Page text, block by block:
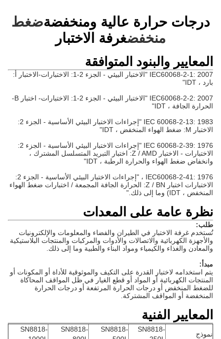
درجات حرارة عالية ومنخفضةضغط
منخفضغرفة الاختبار
المعايير والبنود المتوافقة
IEC60068-2-1: 2007 "الاختبار البيئي - الجزء 2-1: الاختبارات-الاختبار أ:
بارد ، IDT"
IEC60068-2-2: 2007 "الاختبار البيئي - الجزء 2-1: الاختبارات- اختبار B-
الحرارة الجافة ، IDT"
IEC 60068-2-13: 1983 "إجراءات الاختبار البيئي الأساسية - الجزء 2:
الاختبار M: ضغط الهواء المنخفض ، IDT"
IEC 60068-2-39: 1976 "إجراءات الاختبار البيئي الأساسية - الجزء 2:
الاختبارات - الاختبار Z / AMD: اختبار التبريد المتسلسل المشترك ،
وانخفاض ضغط الهواء والحرارة الرطبة ، IDT"
IEC60068-2-41: 1976 ، "إجراءات الاختبار البيئي الأساسية - الجزء 2:
الاختبارات اختبار Z / BN: الحرارة الجافة المجمعة / اختبارات ضغط الهواء
المنخفض ، IDT) وما إلى ذلك."
نظرة عامة على المعدات
طلب:
تُستخدم غرفة الاختبار في الطيران والفضاء والمعلومات والإلكترونيات
والأجهزة الكهربائية والاتصالات والأدوات والمركبات والمنتجات البلاستيكية
والمعادن والغذاء والكيمياء ومواد البناء والطبية وما إلى ذلك.
مبدأ:
يتم استخدامه لاختبار القدرة على التكيف والموثوقية للأداة أو المكونات أو
المنتجات الكهربائية أو المواد أو قطع الغيار في ظل المواقف المحاكاة
للضغط المنخفض أو درجات الحرارة المرتفعة أو درجات الحرارة
المنخفضة أو المواقف المشتركة.
المعايير الفنية
نموذج
SN8818-
SN8818-
SN8818-
SN8818-